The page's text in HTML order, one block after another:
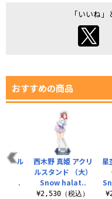
「いいね
おすすめの商品
星
クリル
西木野 真姫 アクリ
ルスタンド （大）
Snow halat..
¥2,530（税込）